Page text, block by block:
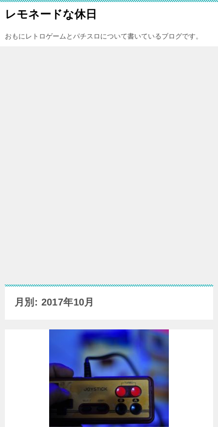
レモネードな休日
おもにレトロゲームとパチスロについて書いているブログです。
月別: 2017年10月